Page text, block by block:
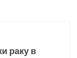
раку в